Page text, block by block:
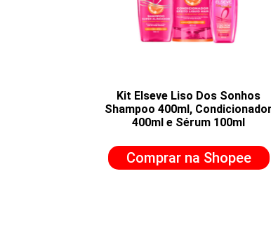
Kit Elseve Liso Dos Sonhos
Shampoo 400ml, Condicionador
400ml e Sérum 100ml
Comprar na Shopee